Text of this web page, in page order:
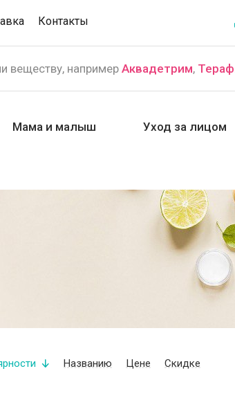
Контакты
веществу, напримерАквадетрим,
Мама и малыш Уход за лицом
Названию Цене Скидке